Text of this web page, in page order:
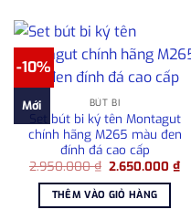
-10%
Mới BÚT BI
Set bút bi ký tên Montagut
chính hãng M265 màu đen
đính đá cao cấp
2.950.000₫ Giá
là:
2.950.000 ₫.
2.650.000₫Giá
THÊM VÀO GIỎ HÀNG